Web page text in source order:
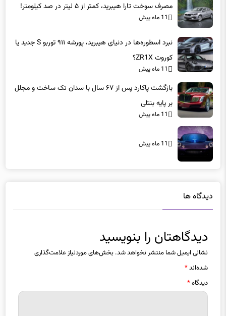
مصرف سوخت تارا هیبرید، کمتر از ۵ لیتر در صد کیلومتر!
11 ماه پیش
نبرد اسطوره‌ها در دنیای هیبرید، پورشه ۹۱۱ توربو S جدید یا
کوروت ZR1X؟
11 ماه پیش
بازگشت پاکارد پس از ۶۷ سال با سدان تک ساخت و مجلل
بر پایه بنتلی
11 ماه پیش
11 ماه پیش
دیدگاه ها
دیدگاهتان را بنویسید
نشانی ایمیل شما منتشر نخواهد شد. بخش‌های موردنیاز علامت‌گذاری
شده‌اند*
دیدگاه*